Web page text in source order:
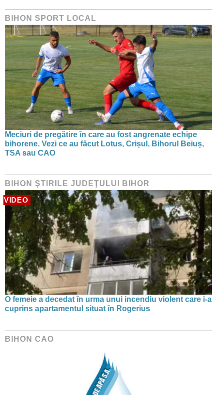
BIHON SPORT LOCAL
Meciuri de pregătire în care au fost angrenate echipe
bihorene. Vezi ce au făcut Lotus, Crișul, Bihorul Beiuș,
TSA sau CAO
BIHON ŞTIRILE JUDEŢULUI BIHOR
VIDEO
O femeie a decedat în urma unui incendiu violent care i-a
cuprins apartamentul situat în Rogerius
BIHON CAO